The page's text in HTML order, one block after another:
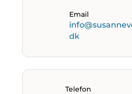
Email
dk
Telefon